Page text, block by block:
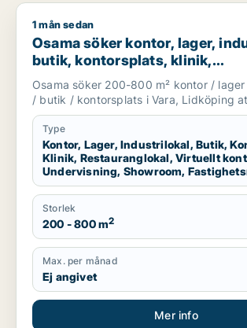
Osama söker kontor, lager,
1 mån sedan
Osama söker kontor, lager,
butik, kontorsplats, klinik,
restauranglokal, virtuellt
undervisning, showroom,
eller garage för uthyrning i
Lidköping
Osama söker 200-800 m² kontor /
/ butik / kontorsplats i Vara, Lidköping
Type
Kontor, Lager, Industrilokal, Butik,
Klinik, Restauranglokal, Virtuellt
Undervisning, Showroom,
Garage
Storlek
200 - 800 m2
Max. per månad
Ej angivet
Mer info